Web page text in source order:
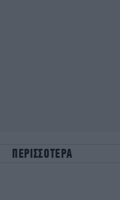
ΠΕΡΙΣΣΟΤΕΡΑ